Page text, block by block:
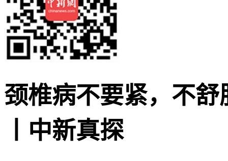
颈椎病不要紧，不
丨中新真探